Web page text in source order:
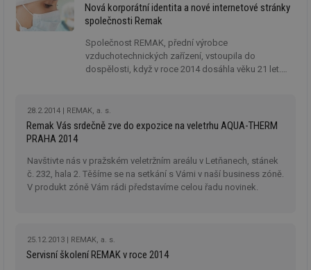
Nová korporátní identita a nové internetové stránky
společnosti Remak
Společnost REMAK, přední výrobce
vzduchotechnických zařízení, vstoupila do
dospělosti, když v roce 2014 dosáhla věku 21 let.
která je postupně uváděna na všech teritoriích a
která bude dokončena do konce tohoto roku.
28.2.2014 REMAK, a. s.
Remak Vás srdečně zve do expozice na veletrhu AQUA-THERM
PRAHA 2014
Navštivte nás v pražském veletržním areálu v Letňanech, stánek
č. 232, hala 2. Těšíme se na setkání s Vámi v naší business zóně.
V produkt zóně Vám rádi představíme celou řadu novinek.
25.12.2013 REMAK, a. s.
Servisní školení REMAK v roce 2014